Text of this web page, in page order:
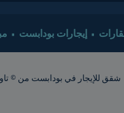
إيجارات بودابست
شقق للإيجار في بودابست من © تاور إنترناشيونال 2015. جميع الحقوق محفوظة. أشعار الشقق تقريبية. ينبغي